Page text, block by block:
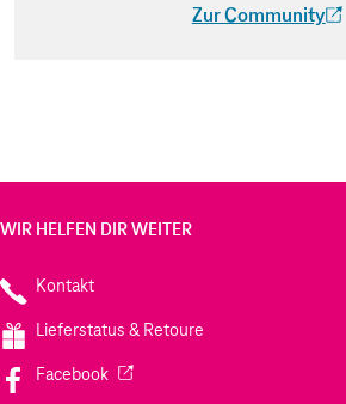
Zur Community
(Der Link wird in
WIR HELFEN DIR WEITER
Kontakt
Lieferstatus & Retoure
Facebook(Wird in einem neuen Tab